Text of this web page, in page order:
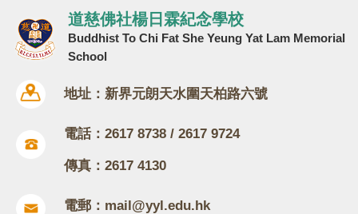
道慈佛社楊日霖紀念學校
Buddhist To Chi Fat She Yeung Yat Lam Memorial
School
地址：新界元朗天水圍天柏路六號
電話：2617 8738 / 2617 9724
傳真：2617 4130
電郵： mail@yyl.edu.hk